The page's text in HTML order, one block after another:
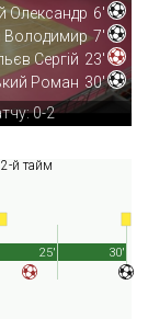
Олександр 6'
Володимир 7'
Сергій 23'
Роман 30'
0-2
2-й тайм
30'
25'